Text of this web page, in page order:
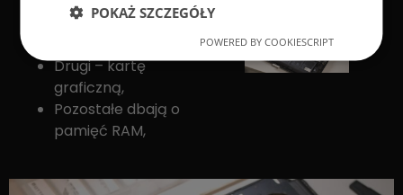
Jeden wentylator
Drugi – kartę
graficzną,
Pozostałe dbają o
pamięć RAM,
POKAŻ SZCZEGÓŁY
POWERED BY COOKIESCRIPT